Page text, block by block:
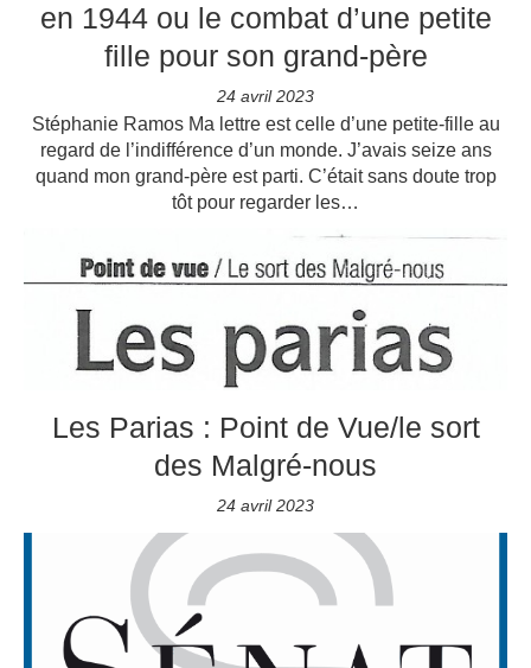
en 1944 ou le combat d’une petite
fille pour son grand-père
24 avril 2023
Stéphanie Ramos Ma lettre est celle d’une petite-fille au
regard de l’indifférence d’un monde. J’avais seize ans
quand mon grand-père est parti. C’était sans doute trop
tôt pour regarder les…
Les Parias : Point de Vue/le sort
des Malgré-nous
24 avril 2023